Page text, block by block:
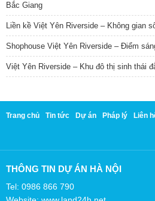
Bắc Giang
Liền kề Việt Yên Riverside – Không gian
Shophouse Việt Yên Riverside – Điểm
Việt Yên Riverside – Khu đô thị sinh thái
Trang chủ Tin tức Dự án Pháp lý Liên
THÔNG TIN DỰ ÁN HÀ NỘI
Tel: 0986 866 790